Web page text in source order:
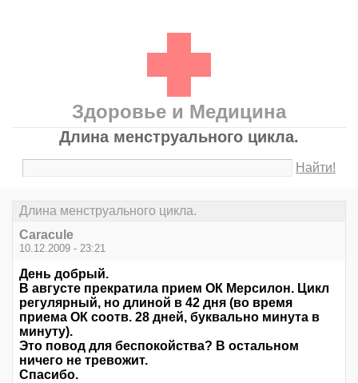
Здоровье и Медицина
Длина менструального цикла.
Найти!
Длина менструального цикла.
Caracule
10.12.2009 - 23:21
День добрый.
В августе прекратила прием ОК Мерсилон. Цикл
регулярный, но длиной в 42 дня (во время
приема ОК соотв. 28 дней, буквально минута в
минуту).
Это повод для беспокойства? В остальном
ничего не тревожит.
Спасибо.